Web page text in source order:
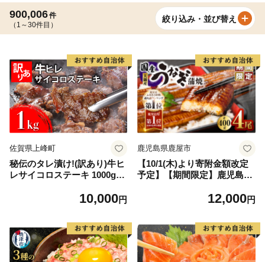
900,006件
（1～30件目）
絞り込み・並び替え
佐賀県上峰町
秘伝のタレ漬け!(訳あり)牛ヒ
レサイコロステーキ 1000g
10,000円
鹿児島県鹿屋市
【10/1(木)より寄附金額改定
予定】【期間限定】鹿児島県
12,000円